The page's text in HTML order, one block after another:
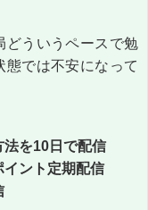
どういうペースで勉
態では不安になって
法を10日で配信
ント定期配信